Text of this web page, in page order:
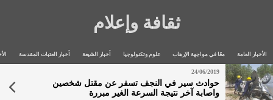
ثقافة وإعلام
الأخبار العامة معًا في مواجهة الإرهاب علوم وتكنولوجيا أخبار الشيعة أخبار العتبات المقدسة
24/06/2019
حوادث سير في النجف تسفر عن مقتل شخصين
واصابة آخر نتيجة السرعة الغير مبررة